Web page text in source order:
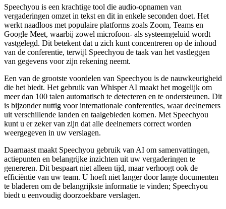
Speechyou is een krachtige tool die audio-opnamen van
vergaderingen omzet in tekst en dit in enkele seconden doet. Het
werkt naadloos met populaire platforms zoals Zoom, Teams en
Google Meet, waarbij zowel microfoon- als systeemgeluid wordt
vastgelegd. Dit betekent dat u zich kunt concentreren op de inhoud
van de conferentie, terwijl Speechyou de taak van het vastleggen
van gegevens voor zijn rekening neemt.
Een van de grootste voordelen van Speechyou is de nauwkeurigheid
die het biedt. Het gebruik van Whisper AI maakt het mogelijk om
meer dan 100 talen automatisch te detecteren en te ondersteunen. Dit
is bijzonder nuttig voor internationale conferenties, waar deelnemers
uit verschillende landen en taalgebieden komen. Met Speechyou
kunt u er zeker van zijn dat alle deelnemers correct worden
weergegeven in uw verslagen.
Daarnaast maakt Speechyou gebruik van AI om samenvattingen,
actiepunten en belangrijke inzichten uit uw vergaderingen te
genereren. Dit bespaart niet alleen tijd, maar verhoogt ook de
efficiëntie van uw team. U hoeft niet langer door lange documenten
te bladeren om de belangrijkste informatie te vinden; Speechyou
biedt u eenvoudig doorzoekbare verslagen.